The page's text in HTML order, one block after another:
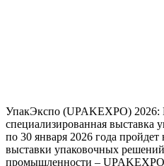
УпакЭкспо (UPAKEXPO) 2026:
специализированная выставка
по 30 января 2026 года
выставки упаковочных
промышленности –